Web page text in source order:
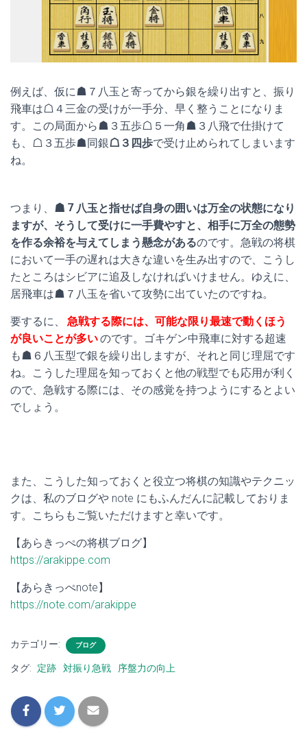
例えば、仮に☗７八玉と寄ってから銀を繰り出すと、振り
飛車は☖４三金の受けが一手分、早く整うことになりま
す。この局面から☗３五歩☖５一角☗３八飛で仕掛けて
も、☖３五歩☗同銀☖３四歩で受け止められてしまいます
ね。
つまり、 ☗７八玉と指せば自身の囲いは万全の状態になり
ますが、そうして受けに一手費やすと、相手に万全の態勢
を作る余裕を与えてしまう懸念があるのです。急戦の将棋
において一手の遅れは大きな違いを生み出すので、こうし
たところはシビアに追及しなければいけません。ゆえに、
居飛車は☗７八玉を省いて攻勢に出ていたのですね。
要するに、
急戦する際には、可能な限り最速で動くほう
が良いことが多いのです。ゴキゲン中飛車に対する超速
も☗６八玉型で銀を繰り出しますが、それと同じ理屈です
ね。こうした理屈を知っておくと他の戦型でも応用が利く
ので、急戦する際には、その感覚を持つようにするとよい
でしょう。
また、こうした知っておくと役立つ将棋の知識やテクニッ
クは、私のブログや note にもふんだんに記載しておりま
す。こちらもご覧いただけますと幸いです。
【あらきっぺの将棋ブログ】
https://arakippe.com
【あらきっぺnote】
https://note.com/arakippe
カテゴリー: ブログ
タグ: 定跡 対振り急戦 序盤力の向上